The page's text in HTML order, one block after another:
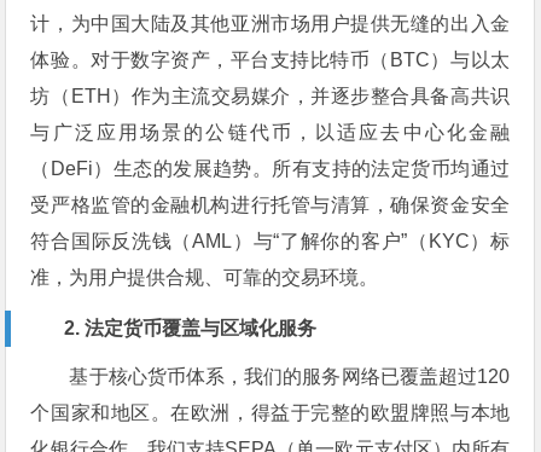
计，为中国大陆及其他亚洲市场用户提供无缝的出入金
体验。对于数字资产，平台支持比特币（BTC）与以太
坊（ETH）作为主流交易媒介，并逐步整合具备高共识
与广泛应用场景的公链代币，以适应去中心化金融
（DeFi）生态的发展趋势。所有支持的法定货币均通过
受严格监管的金融机构进行托管与清算，确保资金安全
符合国际反洗钱（AML）与“了解你的客户”（KYC）标
准，为用户提供合规、可靠的交易环境。
2. 法定货币覆盖与区域化服务
基于核心货币体系，我们的服务网络已覆盖超过120
个国家和地区。在欧洲，得益于完整的欧盟牌照与本地